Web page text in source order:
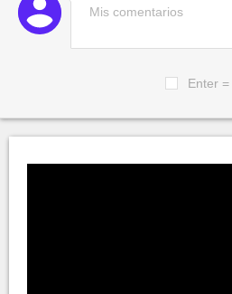
Enter